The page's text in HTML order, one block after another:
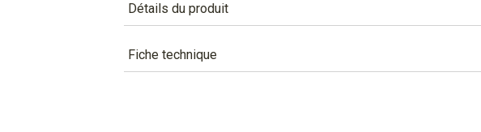
Détails du produit
Référence BST450
Caractéristiques
Fiche technique